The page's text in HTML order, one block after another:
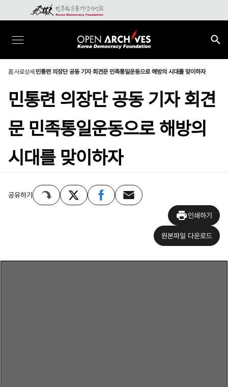
홈사료상세 민통련 의장단 공동 기자 회견문 민족통일운동으로 해방의 시대를 맞이하자
민통련 의장단 공동 기자 회견
문 민족통일운동으로 해방의
시대를 맞이하자
공유하기
인쇄하기
원본파일 다운로드